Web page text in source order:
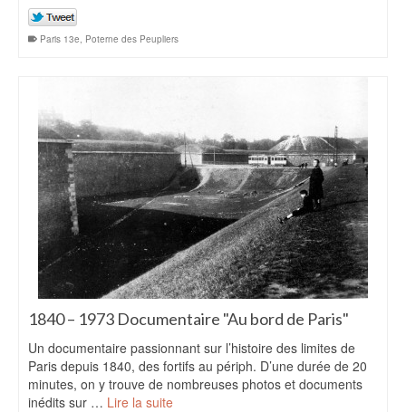
Paris 13e, Poterne des Peupliers
1840 – 1973 Documentaire "Au bord de Paris"
Un documentaire passionnant sur l’histoire des limites de
Paris depuis 1840, des fortifs au périph. D’une durée de 20
minutes, on y trouve de nombreuses photos et documents
inédits sur … Lire la suite